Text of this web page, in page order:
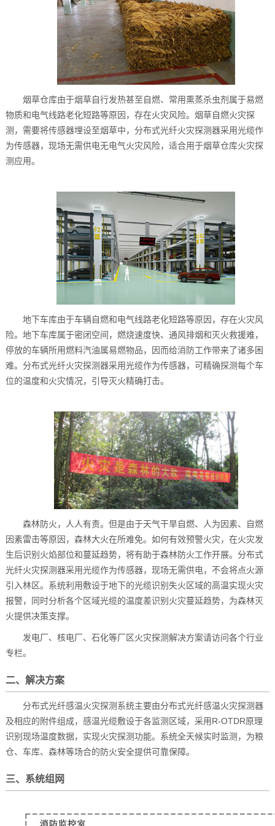
烟草仓库由于烟草自行发热甚至自燃、常用熏蒸杀虫剂属于易燃
物质和电气线路老化短路等原因，存在火灾风险。烟草自燃火灾探
测，需要将传感器埋设至烟草中，分布式光纤火灾探测器采用光缆作
为传感器，现场无需供电无电气火灾风险，适合用于烟草仓库火灾探
测应用。
地下车库由于车辆自燃和电气线路老化短路等原因，存在火灾风
险。地下车库属于密闭空间，燃烧速度快、通风排烟和灭火救援难，
停放的车辆所用燃料汽油属易燃物品，因而给消防工作带来了诸多困
难。分布式光纤火灾探测器采用光缆作为传感器，可精确探测每个车
位的温度和火灾情况，引导灭火精确打击。
森林防火，人人有责。但是由于天气干旱自燃、人为因素、自燃
因素雷击等原因，森林大火在所难免。如何有效预警火灾，在火灾发
生后识别火焰部位和蔓延趋势，将有助于森林防火工作开展。分布式
光纤火灾探测器采用光缆作为传感器，现场无需供电，不会将点火源
引入林区。系统利用敷设于地下的光缆识别失火区域的高温实现火灾
报警，同时分析各个区域光缆的温度差识别火灾蔓延趋势，为森林灭
火提供决策支撑。
发电厂、核电厂、石化等厂区火灾探测解决方案请访问各个行业
专栏。
二、解决方案
分布式光纤感温火灾探测系统主要由分布式光纤感温火灾探测器
及相应的附件组成，感温光缆敷设于各监测区域，采用R-OTDR原理
识别现场温度数据，实现火灾探测功能。系统全天候实时监测，为粮
仓、车库、森林等场合的防火安全提供可靠保障。
三、系统组网